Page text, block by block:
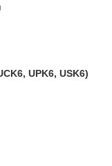
UPK6, USK6)